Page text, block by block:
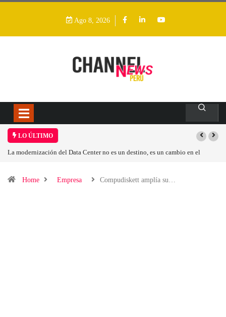
Ago 8, 2026
LO ÚLTIMO
La modernización del Data Center no es un destino, es un cambio en el
Home
Empresa Compudiskett amplía su…